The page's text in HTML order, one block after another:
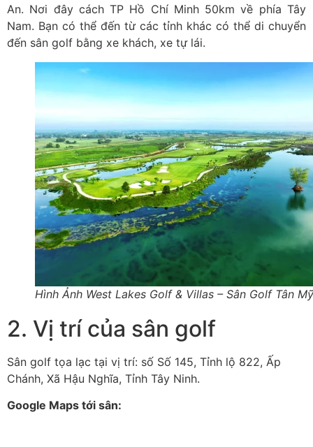
An. Nơi đây cách TP Hồ Chí Minh 50km về phía Tây
Nam. Bạn có thể đến từ các tỉnh khác có thể di chuyển
đến sân golf bằng xe khách, xe tự lái.
Hình Ảnh West Lakes Golf & Villas – Sân Golf Tân Mỹ
2. Vị trí của sân golf
Sân golf tọa lạc tại vị trí: số Số 145, Tỉnh lộ 822, Ấp
Chánh, Xã Hậu Nghĩa, Tỉnh Tây Ninh.
Google Maps tới sân: